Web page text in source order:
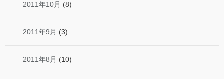
2011年10月 (8)
2011年9月 (3)
2011年8月 (10)